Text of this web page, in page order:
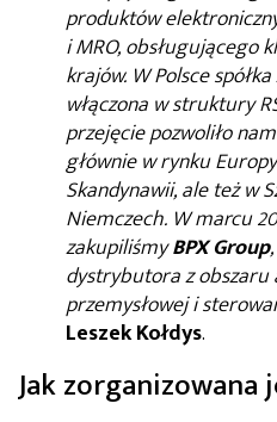
produktów
i MRO, obsługującego
krajów. W Polsce
włączona w struktury
przejęcie pozwoliło
głównie w rynku
Skandynawii, ale też w
Niemczech. W marcu
zakupiliśmyBPX Group
dystrybutora z
przemysłowej i
Leszek Kołdys.
Jak zorganizowana